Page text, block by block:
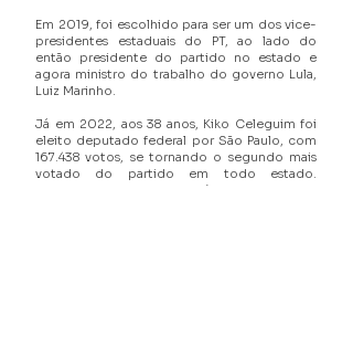
Em 2019, foi escolhido para ser um dos vice-
presidentes estaduais do PT, ao lado do
então presidente do partido no estado e
agora ministro do trabalho do governo Lula,
Luiz Marinho.
Já em 2022, aos 38 anos, Kiko Celeguim foi
eleito deputado federal por São Paulo, com
167.438 votos, se tornando o segundo mais
votado do partido em todo estado.
Fortalecimento dos municípios, reforma do